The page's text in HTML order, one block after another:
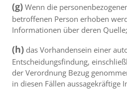
(g) Wenn die
betroffenen Person erhoben
Informationen über deren Quelle;
(h) das Vorhandensein einer
Entscheidungsfindung,
der Verordnung Bezug
in diesen Fällen aussagekräftige